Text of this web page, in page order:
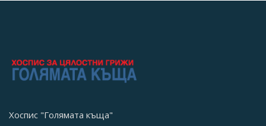
Хоспис "Голямата къща"